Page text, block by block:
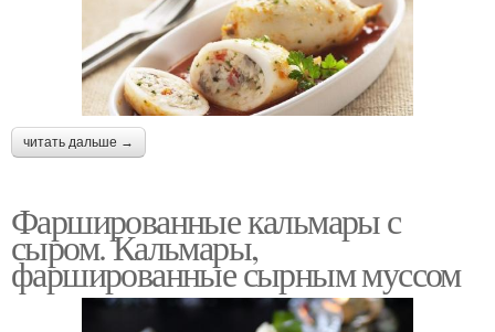
читать дальше →
Фаршированные кальмары с
сыром. Кальмары,
фаршированные сырным муссом